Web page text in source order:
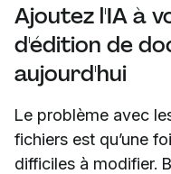
Ajoutez l'IA à
d'édition de
aujourd'hui
Le problème avec
fichiers est qu’une
difficiles à modifier.